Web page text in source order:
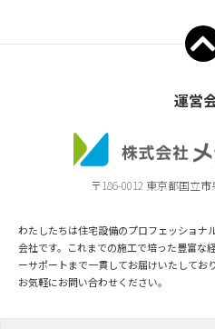
運営
〒186-0012 東京都国立
わたしたちは住宅設備のプロフェッショナ
会社です。これまでの施工で培った豊富な
ーサポートまで一貫してお届けいたしてお
お気軽にお問い合わせください。